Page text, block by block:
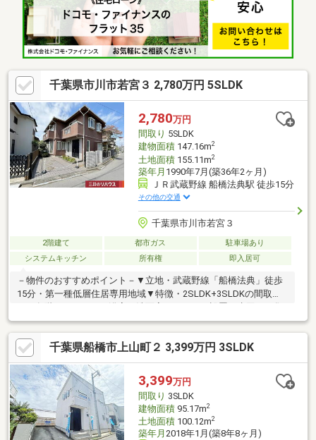
千葉県市川市若宮３ 2,780万円 5SLDK
2,780万円
間取り 5SLDK
建物面積147.16m2
土地面積155.11m2
築年月 1990年7月(築36年2ヶ月)
ＪＲ武蔵野線 船橋法典駅 徒歩15分
その他の交通
千葉県市川市若宮３
2階建て 都市ガス
駐車場あり
システムキッチン
所有権 即入居可
－物件のおすすめポイント－▼立地・武蔵野線「船橋法典」徒歩
15分・第一種低層住居専用地域▼特徴・2SLDK+3SLDKの間取
約配置、家事動線に配慮・小屋裏収納などの収納スペースを確
保・納戸2か所は窓付、多用途に活用可能・南向きのテラス・バル
コニー有・即お引渡し可能(残金精算後)▼周辺環境・市川市立若
宮小学校 徒歩5分(約350m)・まいばすけっと市川若宮2丁目店 徒
歩9分(約700m)■ ご希望の住まい探しをお手伝いします
━━━━━・・・物件の詳細・ご相談はお気軽にお問い合わせく
ださい。
千葉県船橋市上山町２ 3,399万円 3SLDK
3,399万円
間取り 3SLDK
建物面積95.17m2
土地面積100.12m2
築年月 2018年1月(築8年8ヶ月)